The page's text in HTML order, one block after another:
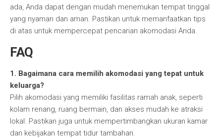
ada, Anda dapat dengan mudah menemukan tempat tinggal
yang nyaman dan aman. Pastikan untuk memanfaatkan tips
di atas untuk mempercepat pencarian akomodasi Anda.
FAQ
1. Bagaimana cara memilih akomodasi yang tepat untuk
keluarga?
Pilih akomodasi yang memiliki fasilitas ramah anak, seperti
kolam renang, ruang bermain, dan akses mudah ke atraksi
lokal. Pastikan juga untuk mempertimbangkan ukuran kamar
dan kebijakan tempat tidur tambahan.